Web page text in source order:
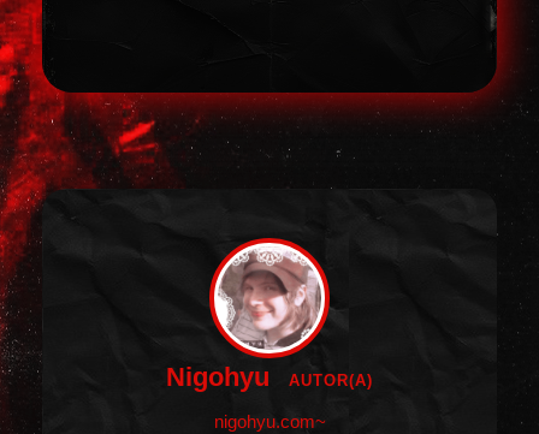
Nigohyu AUTOR(A)
nigohyu.com~